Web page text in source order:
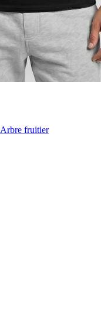
fruitier